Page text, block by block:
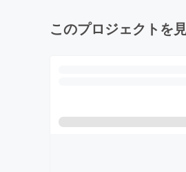
このプロジェクトを